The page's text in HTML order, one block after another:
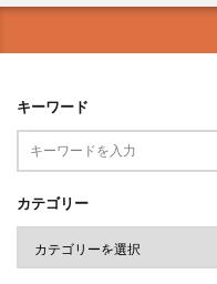
キーワード
カテゴリー